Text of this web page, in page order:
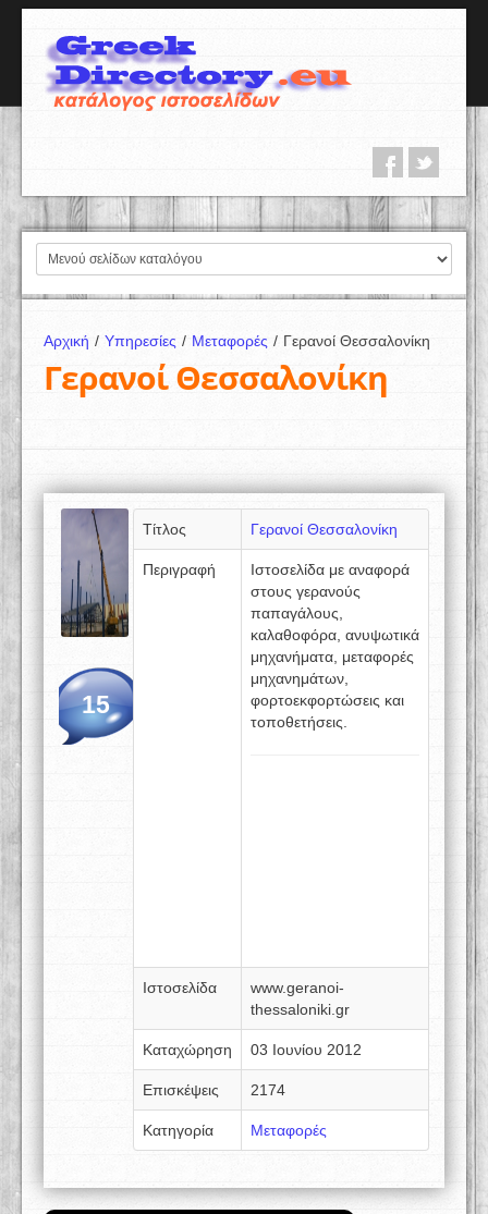
Αρχική / Υπηρεσίες / Μεταφορές / Γερανοί Θεσσαλονίκη
Γερανοί Θεσσαλονίκη
15
Τίτλος Γερανοί Θεσσαλονίκη
Περιγραφή
Ιστοσελίδα με αναφορά
στους γερανούς
παπαγάλους,
καλαθοφόρα, ανυψωτικά
μηχανήματα, μεταφορές
μηχανημάτων,
φορτοεκφορτώσεις και
τοποθετήσεις.
Ιστοσελίδα
www.geranoi-
thessaloniki.gr
Καταχώρηση 03 Ιουνίου 2012
Επισκέψεις 2174
Κατηγορία Μεταφορές